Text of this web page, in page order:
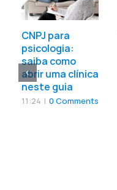
CNPJ para
psicologia:
saiba como
abrir uma clínica
neste guia
11:24 | 0 Comments